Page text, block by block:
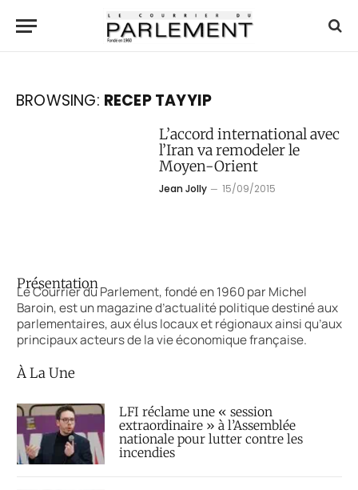
BROWSING: RECEP TAYYIP
L’accord international avec
l’Iran va remodeler le
Moyen-Orient
Jean Jolly 15/09/2015
Présentation
Le Courrier du Parlement, fondé en 1960 par Michel
Baroin, est un magazine d’actualité politique destiné aux
parlementaires, aux élus locaux et régionaux ainsi qu’aux
principaux acteurs de la vie économique française.
À La Une
LFI réclame une « session
extraordinaire » à l’Assemblée
nationale pour lutter contre les
incendies